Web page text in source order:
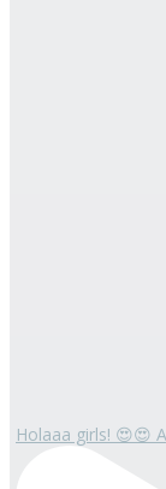
Holaaa girls! 😍😍